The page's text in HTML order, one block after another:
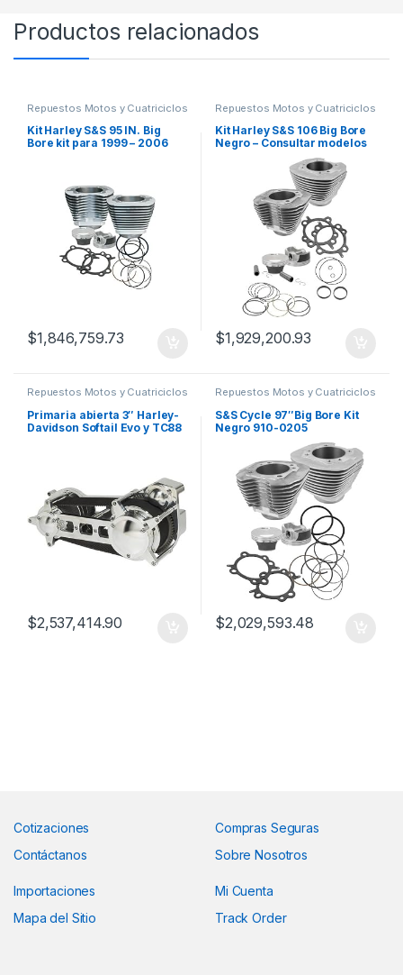
Productos relacionados
Repuestos Motos y Cuatriciclos
Kit Harley S&S 95 IN. Big
Bore kit para 1999 – 2006
$1,846,759.73
Repuestos Motos y Cuatriciclos
Kit Harley S&S 106 Big Bore
Negro – Consultar modelos
$1,929,200.93
Repuestos Motos y Cuatriciclos
Primaria abierta 3″ Harley-
Davidson Softail Evo y TC88
$2,537,414.90
Repuestos Motos y Cuatriciclos
S&S Cycle 97″Big Bore Kit
Negro 910-0205
$2,029,593.48
Cotizaciones
Contáctanos
Compras Seguras
Sobre Nosotros
Importaciones
Mapa del Sitio
Mi Cuenta
Track Order